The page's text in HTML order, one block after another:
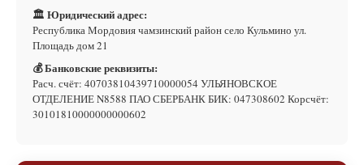
🏛 Юридический адрес:
Республика Мордовия чамзинский район село Кульмино ул.
Площадь дом 21
💰 Банковские реквизиты:
Расч. счёт: 40703810439710000054 УЛЬЯНОВСКОЕ
ОТДЕЛЕНИЕ N8588 ПАО СБЕРБАНК БИК: 047308602 Корсчёт:
30101810000000000602